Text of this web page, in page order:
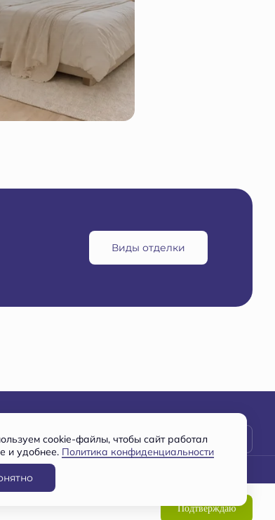
Виды отделки
Заявка на консультацию
Разработано
иООО СПЕЦИАЛИЗИРОВАННЫЙ ЗАСТРОЙЩИК "ВМУ-2"
Подтверждаю
cookie-файлы, чтобы сайт работал
и удобнее. Политика конфиденциальности